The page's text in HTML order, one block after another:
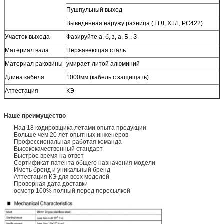
Пушпульный выход
Выведенная наружу разница (ТТЛ, ХТЛ, РС422)
Участок выхода
Фазируйте а, б, з, а, Б-, З-
Материал вала
Нержавеющая сталь
Материал раковины умирает литой алюминий
Длина кабеля
1000мм (кабель с защищать)
Аттестация
КЭ
Наше преимущество
Над 18 кодировщика летами опыта продукции
Больше чем 20 лет опытных инженеров
Профессиональная работая команда
Высококачественный стандарт
Быстрое время на ответ
Сертификат патента общего назначения модели
Иметь бренд и уникальный бренд
Аттестация КЭ для всех моделей
Проворная дата доставки
осмотр 100% полный перед пересылкой